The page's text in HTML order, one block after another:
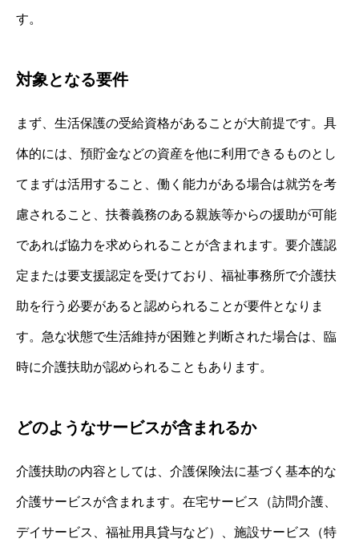
す。
対象となる要件
まず、生活保護の受給資格があることが大前提です。具
体的には、預貯金などの資産を他に利用できるものとし
てまずは活用すること、働く能力がある場合は就労を考
慮されること、扶養義務のある親族等からの援助が可能
であれば協力を求められることが含まれます。要介護認
定または要支援認定を受けており、福祉事務所で介護扶
助を行う必要があると認められることが要件となりま
す。急な状態で生活維持が困難と判断された場合は、臨
時に介護扶助が認められることもあります。
どのようなサービスが含まれるか
介護扶助の内容としては、介護保険法に基づく基本的な
介護サービスが含まれます。在宅サービス（訪問介護、
デイサービス、福祉用具貸与など）、施設サービス（特